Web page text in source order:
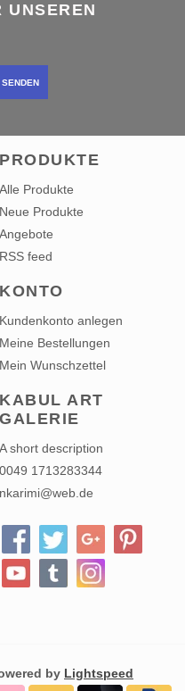
UNSEREN
SENDEN
PRODUKTE
Alle Produkte
Neue Produkte
Angebote
RSS feed
KONTO
Kundenkonto anlegen
Meine Bestellungen
Mein Wunschzettel
KABUL ART
GALERIE
A short description
0049 1713283344
nkarimi@web.de
by Lightspeed